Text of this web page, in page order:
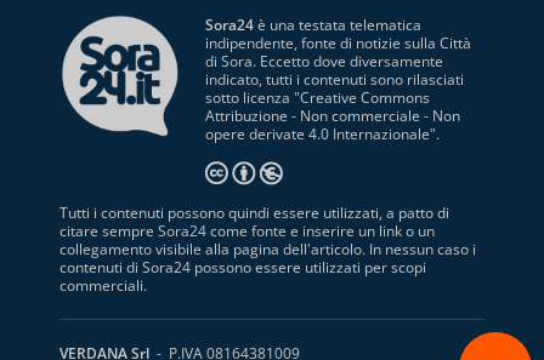
Sora24è una testata telematica
indipendente, fonte di notizie sulla Città
di Sora. Eccetto dove diversamente
indicato, tutti i contenuti sono rilasciati
sotto licenza "Creative Commons
Attribuzione - Non commerciale - Non
opere derivate 4.0 Internazionale".
Tutti i contenuti possono quindi essere utilizzati, a patto di
citare sempre Sora24 come fonte e inserire un link o un
collegamento visibile alla pagina dell'articolo. In nessun caso i
contenuti di Sora24 possono essere utilizzati per scopi
commerciali.
VERDANA Srl - P.IVA 08164381009